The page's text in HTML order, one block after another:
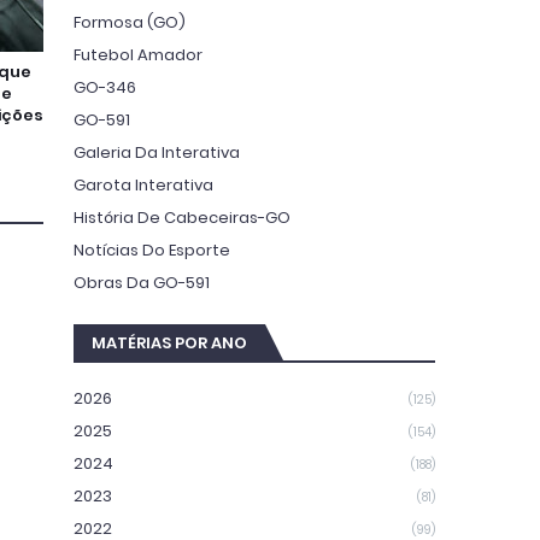
Formosa (GO)
Futebol Amador
GO-346
GO-591
Galeria Da Interativa
Garota Interativa
História De Cabeceiras-GO
Notícias Do Esporte
Obras Da GO-591
MATÉRIAS POR ANO
2026 (125)
2025 (154)
2024 (188)
2023 (81)
2022 (99)